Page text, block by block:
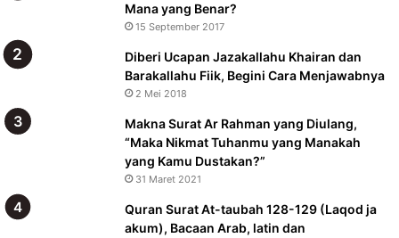
Mana yang Benar?
15 September 2017
Diberi Ucapan Jazakallahu Khairan dan
Barakallahu Fiik, Begini Cara Menjawabnya
2 Mei 2018
Makna Surat Ar Rahman yang Diulang,
“Maka Nikmat Tuhanmu yang Manakah
yang Kamu Dustakan?”
31 Maret 2021
Quran Surat At-taubah 128-129 (Laqod ja
akum), Bacaan Arab, latin dan